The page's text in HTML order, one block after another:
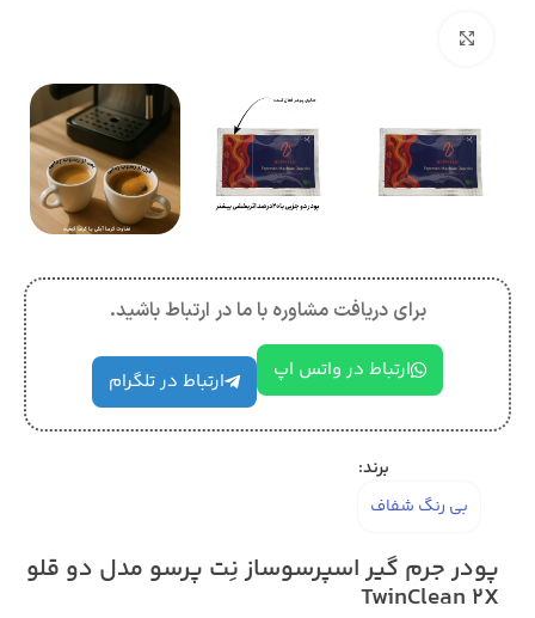
برای دریافت مشاوره با ما در ارتباط باشید.
ارتباط در واتس اپ ارتباط در تلگرام
برند:
بی رنگ شفاف
پودر جرم گیر اسپرسوساز نِت پرسو مدل دو قلو
TwinClean 2X